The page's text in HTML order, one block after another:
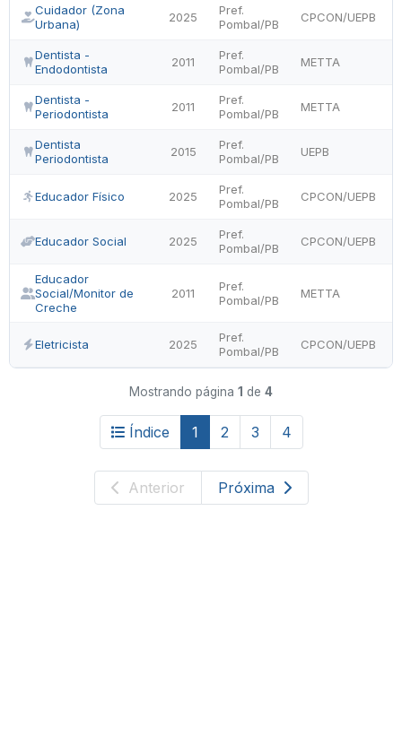
Cuidador (Zona
Urbana)
2025
Pref.
Pombal/PB
CPCON/UEPB
Dentista -
Endodontista
2011
Pref.
Pombal/PB
METTA
Dentista -
Periodontista
2011
Pref.
Pombal/PB
METTA
Dentista
Periodontista
2015
Pref.
Pombal/PB
UEPB
Educador Físico 2025
Pref.
Pombal/PB
CPCON/UEPB
Educador Social 2025
Pref.
Pombal/PB
CPCON/UEPB
Educador
Social/Monitor de
Creche
2011
Pref.
Pombal/PB
METTA
Eletricista 2025
Pref.
Pombal/PB
CPCON/UEPB
Mostrando página 1 de 4
Índice 1 2 3 4
Anterior Próxima